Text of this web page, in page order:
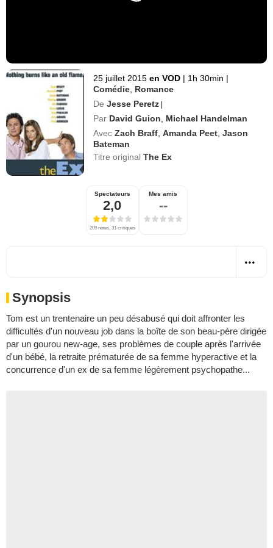
25 juillet 2015 en VOD | 1h 30min |
Comédie Romance
De Jesse Peretz |
Par David Guion
Michael Handelman
Avec Zach Braff ,Amanda Peet ,Jason
Bateman
Titre originalThe Ex
Spectateurs
2,0
209 notes, 31 critiques
Mes amis
--
Synopsis
Tom est un trentenaire un peu désabusé qui doit affronter les
difficultés d'un nouveau job dans la boîte de son beau-père dirigée
par un gourou new-age, ses problèmes de couple après l'arrivée
d'un bébé, la retraite prématurée de sa femme hyperactive et la
concurrence d'un ex de sa femme légèrement psychopathe...